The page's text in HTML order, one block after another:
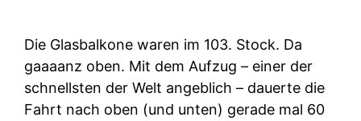
Die Glasbalkone waren im 103. Stock. Da
gaaaanz oben. Mit dem Aufzug – einer der
schnellsten der Welt angeblich – dauerte die
Fahrt nach oben (und unten) gerade mal 60